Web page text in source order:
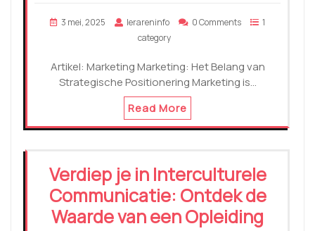
3 mei, 2025 lerareninfo 0 Comments
1
category
Artikel: Marketing Marketing: Het Belang van
Strategische Positionering Marketing is…
Read More
Verdiep je in Interculturele
Communicatie: Ontdek de
Waarde van een Opleiding